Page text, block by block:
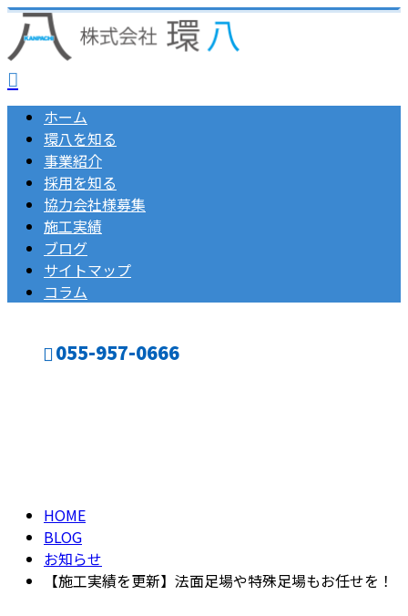
ホーム
環八を知る
事業紹介
採用を知る
協力会社様募集
施工実績
ブログ
サイトマップ
コラム
055-957-0666
HOME
BLOG
お知らせ
【施工実績を更新】法面足場や特殊足場もお任せを！